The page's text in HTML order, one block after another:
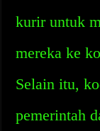
kurir untuk
mereka ke
Selain itu,
pemerintah